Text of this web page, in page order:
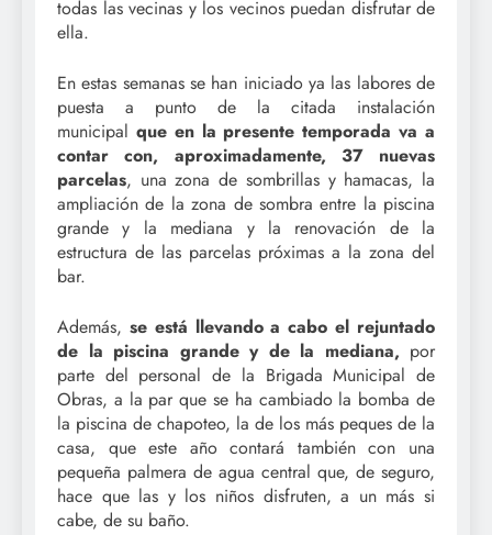
todas las vecinas y los vecinos puedan disfrutar de
ella.
En estas semanas se han iniciado ya las labores de
puesta a punto de la citada instalación
municipal que en la presente temporada va a
contar con, aproximadamente, 37 nuevas
parcelas, una zona de sombrillas y hamacas, la
ampliación de la zona de sombra entre la piscina
grande y la mediana y la renovación de la
estructura de las parcelas próximas a la zona del
bar.
Además, se está llevando a cabo el rejuntado
de la piscina grande y de la mediana, por
parte del personal de la Brigada Municipal de
Obras, a la par que se ha cambiado la bomba de
la piscina de chapoteo, la de los más peques de la
casa, que este año contará también con una
pequeña palmera de agua central que, de seguro,
hace que las y los niños disfruten, a un más si
cabe, de su baño.